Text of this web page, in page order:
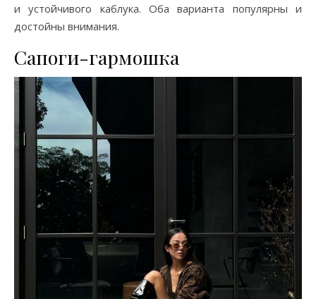
и устойчивого каблука. Оба варианта популярны и
достойны внимания.
Сапоги-гармошка